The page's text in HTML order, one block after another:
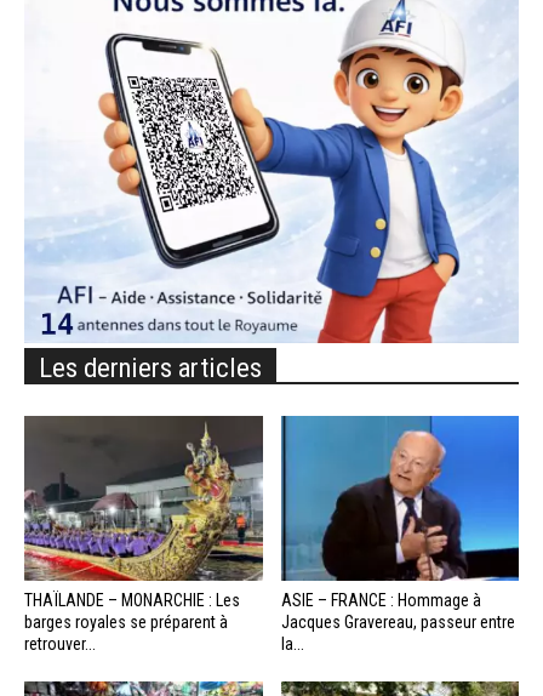
Les derniers articles
THAÏLANDE – MONARCHIE : Les
barges royales se préparent à
retrouver...
ASIE – FRANCE : Hommage à
Jacques Gravereau, passeur entre
la...